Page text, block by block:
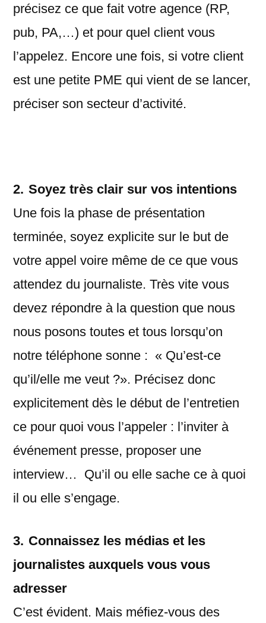
précisez ce que fait votre agence (RP,
pub, PA,…) et pour quel client vous
l’appelez. Encore une fois, si votre client
est une petite PME qui vient de se lancer,
préciser son secteur d’activité.
2. Soyez très clair sur vos intentions
Une fois la phase de présentation
terminée, soyez explicite sur le but de
votre appel voire même de ce que vous
attendez du journaliste. Très vite vous
devez répondre à la question que nous
nous posons toutes et tous lorsqu’on
notre téléphone sonne : « Qu’est-ce
qu’il/elle me veut ?». Précisez donc
explicitement dès le début de l’entretien
ce pour quoi vous l’appeler : l’inviter à
événement presse, proposer une
interview… Qu’il ou elle sache ce à quoi
il ou elle s’engage.
3. Connaissez les médias et les
journalistes auxquels vous vous
adresser
C’est évident. Mais méfiez-vous des